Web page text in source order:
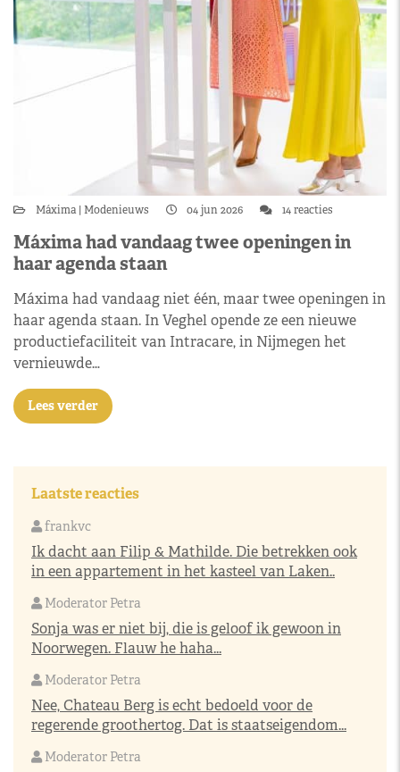
Máxima Modenieuws 04 jun 2026 14 reacties
Máxima had vandaag twee openingen in
haar agenda staan
Máxima had vandaag niet één, maar twee openingen in
haar agenda staan. In Veghel opende ze een nieuwe
productiefaciliteit van Intracare, in Nijmegen het
vernieuwde…
Lees verder
Laatste reacties
frankvc
Ik dacht aan Filip & Mathilde. Die betrekken ook
in een appartement in het kasteel van Laken..
Moderator Petra
Sonja was er niet bij, die is geloof ik gewoon in
Noorwegen. Flauw he haha...
Moderator Petra
Nee, Chateau Berg is echt bedoeld voor de
regerende groothertog. Dat is staatseigendom...
Moderator Petra